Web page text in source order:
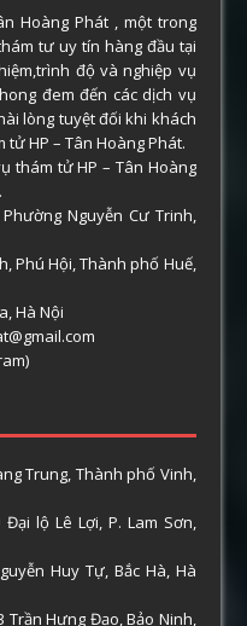
Hoàng Phát , một trong
tư uy tín hàng đầu tại
độ và nghiệp vụ
đem đến các dịch vụ
lòng tuyệt đối khi khách
HP – Tân Hoàng Phát.
thám tử HP – Tân Hoàng
Nguyễn Cư Trinh,
Phú Hội, Thành phố Huế,
Hà Nội
Trung, Thành phố Vinh,
lộ Lê Lợi, P. Lam Sơn,
Huy Tự, Bắc Hà, Hà
Trần Hưng Đạo, Bảo Ninh,